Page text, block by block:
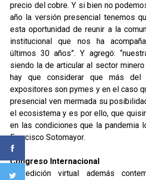
precio del cobre. Y si bien no
año la versión presencial tenemos
esta oportunidad de reunir a la
institucional que nos ha
últimos 30 años”. Y agregó:
siendo la de articular al sector
hay que considerar que más del
expositores son pymes y en el caso
presencial ven mermada su
el ecosistema y es por ello, que
en las condiciones que la pandemia
Francisco Sotomayor.
Congreso Internacional
La edición virtual además